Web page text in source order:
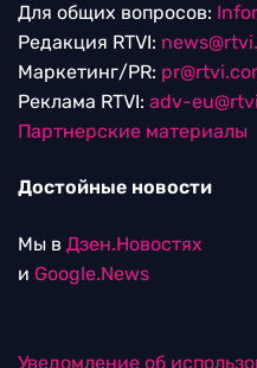
Для общих вопросов:
Редакция RTVI:
Маркетинг/PR:
Реклама RTVI: adv-
Партнерские материалы
Достойные новости
Мы в Дзен.Новостях
и Google.News
Уведомление об